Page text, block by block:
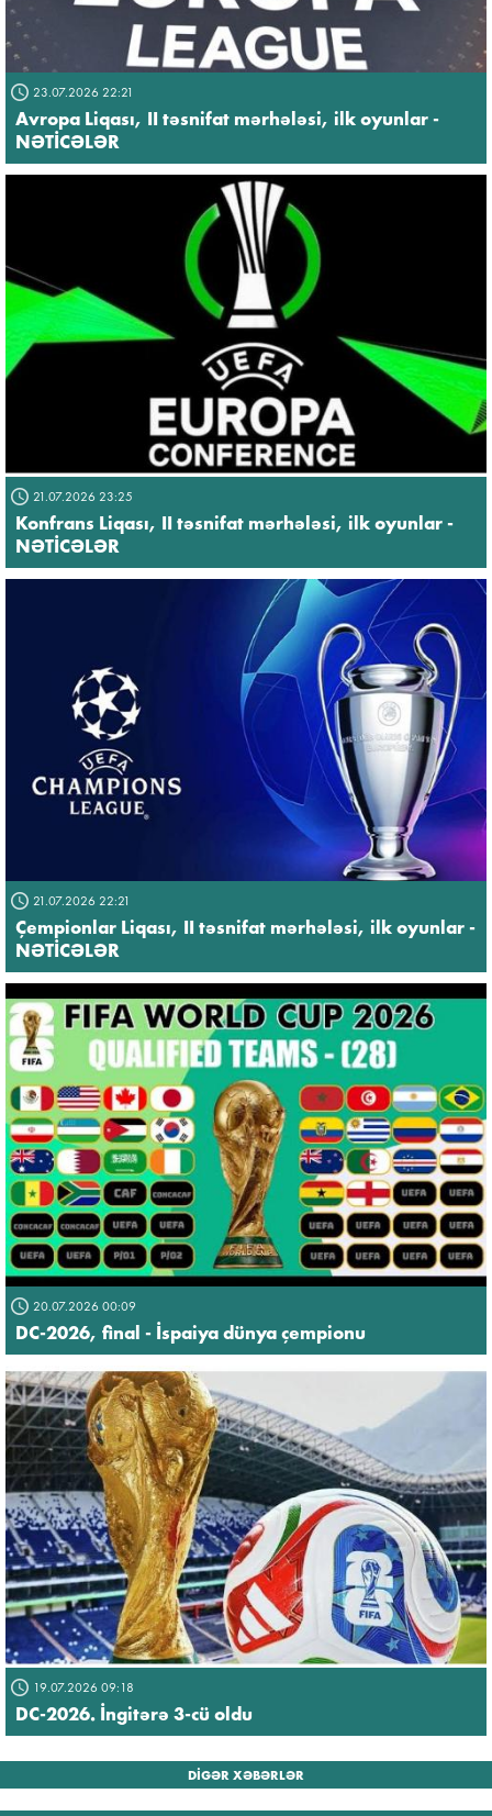
23.07.2026 22:21
Avropa Liqası, II təsnifat mərhələsi, ilk oyunlar -
NƏTİCƏLƏR
21.07.2026 23:25
Konfrans Liqası, II təsnifat mərhələsi, ilk oyunlar -
NƏTİCƏLƏR
21.07.2026 22:21
Çempionlar Liqası, II təsnifat mərhələsi, ilk oyunlar -
NƏTİCƏLƏR
20.07.2026 00:09
DC-2026, final - İspaiya dünya çempionu
19.07.2026 09:18
DC-2026. İngitərə 3-cü oldu
DİGƏR XƏBƏRLƏR